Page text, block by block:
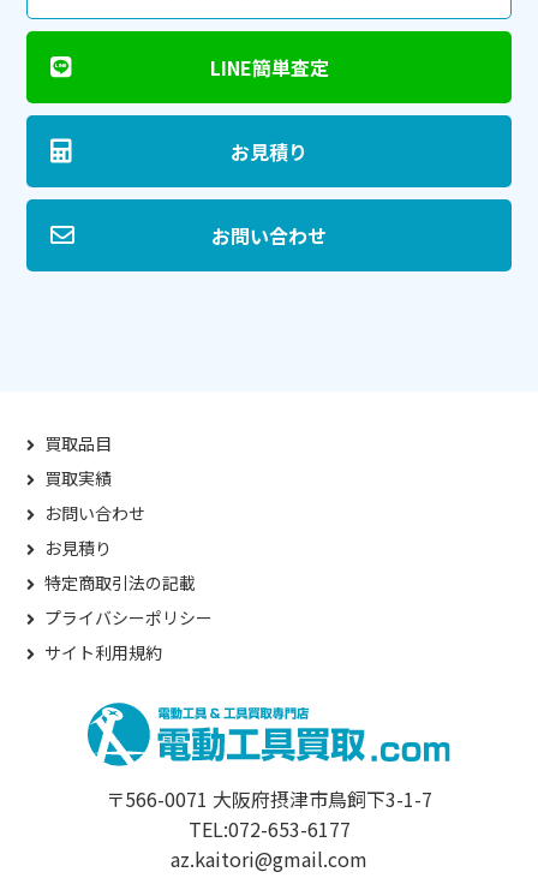
LINE簡単査定
お見積り
お問い合わせ
買取品目
買取実績
お問い合わせ
お見積り
特定商取引法の記載
プライバシーポリシー
サイト利用規約
〒566-0071 大阪府摂津市鳥飼下3-1-7
TEL:072-653-6177
az.kaitori@gmail.com